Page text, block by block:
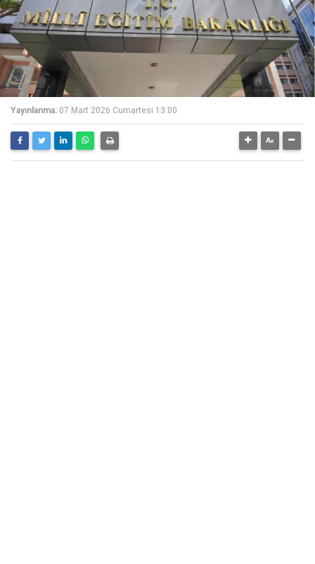
Yayınlanma: 07 Mart 2026 Cumartesi 13:00